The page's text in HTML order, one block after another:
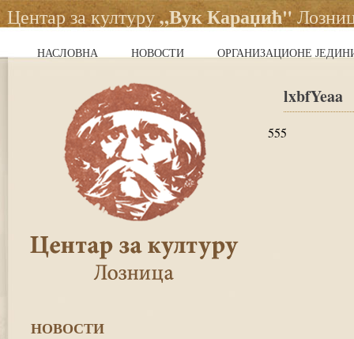
Центар за културу„Вук Караџић"
НАСЛОВНА НОВОСТИ ОРГАНИЗАЦИОНЕ
НОВОСТИ
lxbfYeaa
555